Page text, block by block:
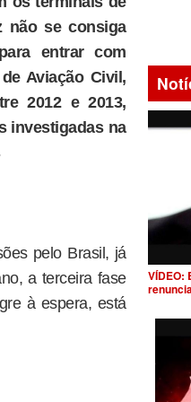
não se consiga
entrar com
Aviação Civil,
2012 e 2013,
investigadas na
pelo Brasil, já
a terceira fase
à espera, está
VÍDEO: